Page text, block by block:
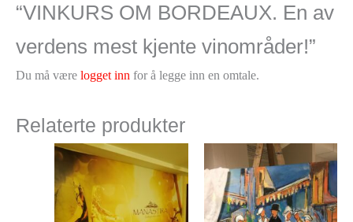
“VINKURS OM BORDEAUX. En av
verdens mest kjente vinområder!”
Du må være logget inn for å legge inn en omtale.
Relaterte produkter